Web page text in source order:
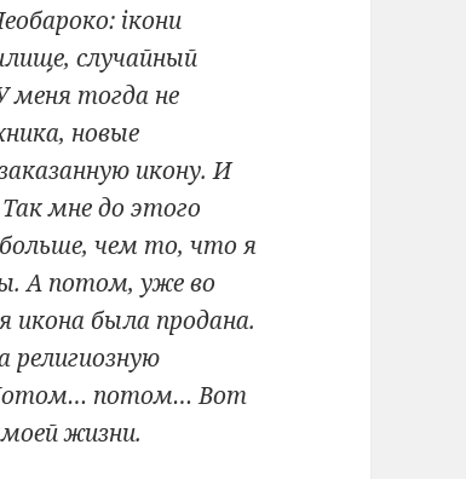
ікони
случайный
меня тогда не
новые
икону. И
мне до этого
чем то, что я
А потом, уже во
икона была продана.
Потом… потом… Вот
жизни.